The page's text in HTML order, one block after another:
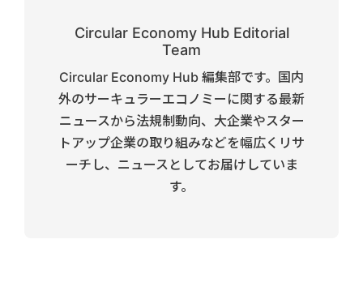
Circular Economy Hub Editorial
Team
Circular Economy Hub 編集部です。国内
外のサーキュラーエコノミーに関する最新
ニュースから法規制動向、大企業やスター
トアップ企業の取り組みなどを幅広くリサ
ーチし、ニュースとしてお届けしていま
す。